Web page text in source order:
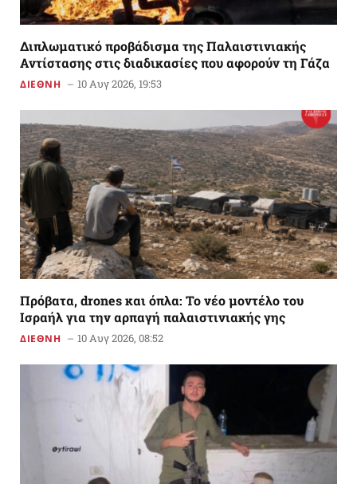
Διπλωματικό προβάδισμα της Παλαιστινιακής
Αντίστασης στις διαδικασίες που αφορούν τη Γάζα
ΔΙΕΘΝΗ 10 Αυγ 2026, 19:53
Πρόβατα, drones και όπλα: Το νέο μοντέλο του
Ισραήλ για την αρπαγή παλαιστινιακής γης
ΔΙΕΘΝΗ 10 Αυγ 2026, 08:52